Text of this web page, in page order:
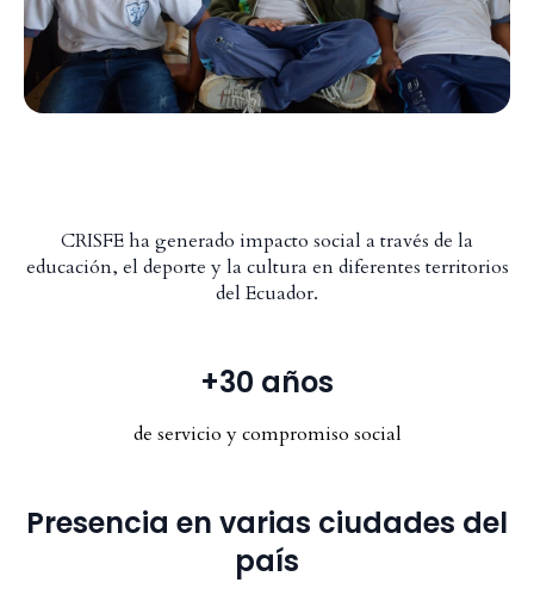
CRISFE ha generado impacto social a través de la
educación, el deporte y la cultura en diferentes territorios
del Ecuador.
+30 años
de servicio y compromiso social
Presencia en varias ciudades del
país